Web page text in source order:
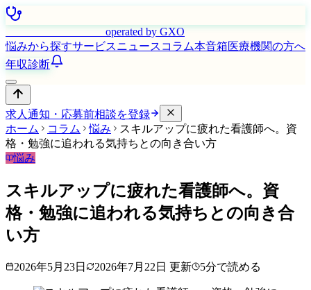
operated by GXO
悩みから探すサービスニュース コラム本音箱医療機関の方へ
年収診断
求人通知・応募前相談を登録
ホーム
コラム 悩み
スキルアップに疲れた看護師へ。資
格・勉強に追われる気持ちとの向き合い方
悩み
スキルアップに疲れた看護師へ。資
格・勉強に追われる気持ちとの向き合
い方
2026年5月23日 2026年7月22日 更新 5分で読める